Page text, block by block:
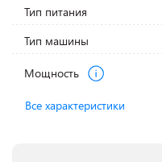
Тип питания
Тип машины
Мощность
Все характеристики